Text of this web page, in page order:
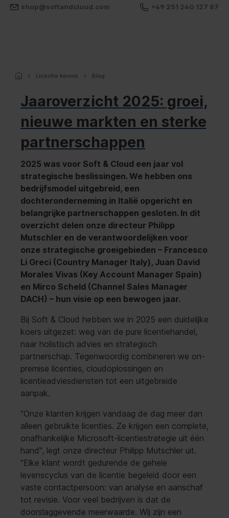
shop@softandcloud.com +49 251 240 127 87
Licentie kennis Blog
Jaaroverzicht 2025: groei,
nieuwe markten en sterke
partnerschappen
2025 was voor Soft & Cloud een jaar vol
strategische beslissingen. We hebben ons
bedrijfsmodel uitgebreid, een
dochteronderneming in Italië opgericht en
belangrijke partnerschappen gesloten. In dit
overzicht delen onze directeur Philipp
Mutschler en de verantwoordelijken voor
onze strategische groeigebieden – Francesco
Li Greci (Country Manager Italy), Juan David
Morales Vivas (Key Account Manager Spain)
en Mirco Scheld (Channel Sales Manager
DACH) – hun visie op een bewogen jaar.
Bij Soft & Cloud hebben we in 2025 een duidelijke
koers uitgezet: weg van de pure licentiehandel,
naar holistisch advies en strategisch
partnerschap. Tegenwoordig combineren we on-
premise licenties, cloudoplossingen en
licentieadviesdiensten tot een uitgebreide
aanpak.
"Onze klanten krijgen vandaag de dag meer dan
alleen gebruikte licenties. Ze krijgen een complete,
onafhankelijke Microsoft-licentiestrategie uit één
hand", legt onze directeur Philipp Mutschler uit.
"Elke klant wordt gedurende de gehele
levenscyclus van de licentie begeleid door een
vaste contactpersoon: van analyse en aanschaf
tot revisie. Voor veel bedrijven is dat de
doorslaggevende meerwaarde. Wij zijn een